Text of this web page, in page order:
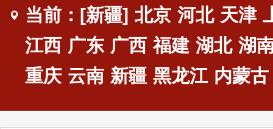
当前：[新疆] 北京 河北 天津
江西 广东 广西 福建 湖北 湖
重庆 云南 新疆 黑龙江 内蒙古